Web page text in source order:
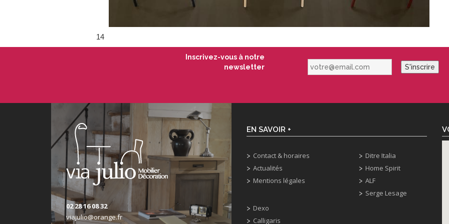
14
Inscrivez-vous à notre
newsletter
votre@email.com S'inscrire
02 28 16 08 32
viajulio@orange.fr
EN SAVOIR +
Contact & horaires
Actualités
Mentions légales
Dexo
Calligaris
Ditre Italia
Home Spirit
ALF
Serge Lesage